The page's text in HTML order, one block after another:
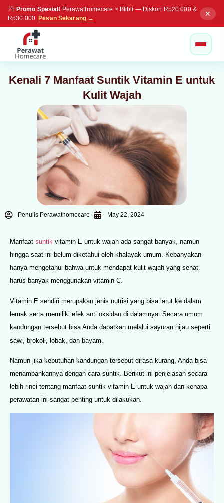
Promo Spesial! Perawathomecare × Blibli — Diskon Rp20.000 &
Rp30.000 Pesan Sekarang →
✕
Kenali 7 Manfaat Suntik Vitamin E untuk
Kulit Wajah
Penulis Perawathomecare May 22, 2024
Manfaat suntik vitamin E untuk wajah ada sangat banyak, namun
hingga saat ini belum diketahui oleh khalayak umum. Kebanyakan
hanya mengetahui bahwa untuk mendapat kulit wajah yang sehat
harus banyak menggunakan vitamin C.
Vitamin E sendiri merupakan jenis nutrisi yang bisa larut ke dalam
lemak serta memiliki efek anti oksidan di dalamnya. Secara umum
kandungan tersebut bisa Anda dapatkan melalui sayuran hijau seperti
sawi, brokoli, lobak, dan bayam.
Namun jika kebutuhan kandungan tersebut dirasa kurang, Anda bisa
menambahkannya dengan cara suntik. Berikut ini penjelasan secara
lebih rinci tentang manfaat suntik vitamin E untuk wajah dan kenapa
perawatan ini sangat penting untuk dilakukan.